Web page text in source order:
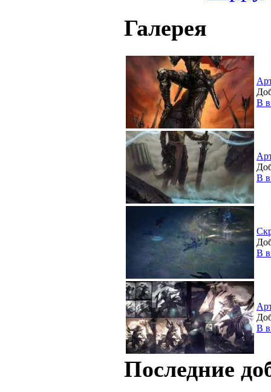
Галерея
В
В
В
В
Последние